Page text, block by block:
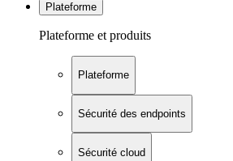
Plateforme
Plateforme et produits
Plateforme
Sécurité des endpoints
Sécurité cloud